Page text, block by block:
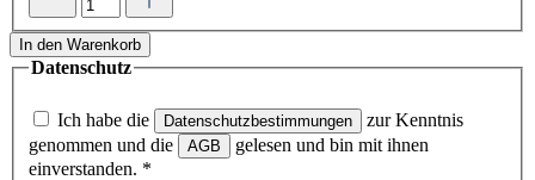
In den Warenkorb
Datenschutz
Ich habe die Datenschutzbestimmungen
zur Kenntnis
genommen und die
AGB
gelesen und bin mit ihnen
einverstanden. *